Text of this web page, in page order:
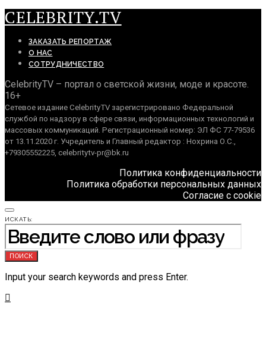
CELEBRITY.TV
ЗАКАЗАТЬ РЕПОРТАЖ
О НАС
СОТРУДНИЧЕСТВО
CelebrityTV – портал о светской жизни, моде и красоте.
16+
Сетевое издание CelebrityTV зарегистрировано Федеральной
службой по надзору в сфере связи, информационных технологий и
массовых коммуникаций. Регистрационный номер: ЭЛ ФС 77-79536
от 13.11.2020 г. Учредитель и Главный редактор : Нохрина О.С.,
+79305552225, celebritytv-pr@bk.ru
Политика конфиденциальности
Политика обработки персональных данных
Согласие с cookie
ИСКАТЬ:
ПОИСК
Input your search keywords and press Enter.